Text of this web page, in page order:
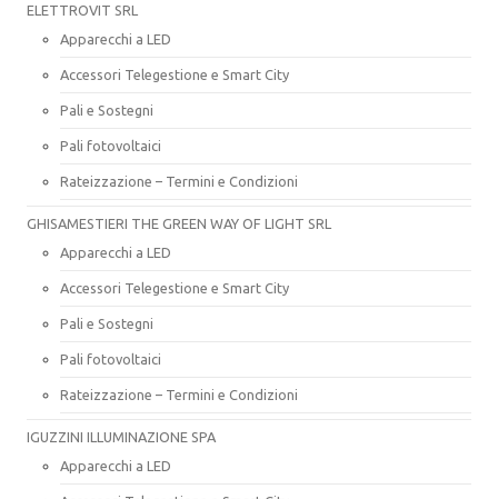
ELETTROVIT SRL
Apparecchi a LED
Accessori Telegestione e Smart City
Pali e Sostegni
Pali fotovoltaici
Rateizzazione – Termini e Condizioni
GHISAMESTIERI THE GREEN WAY OF LIGHT SRL
Apparecchi a LED
Accessori Telegestione e Smart City
Pali e Sostegni
Pali fotovoltaici
Rateizzazione – Termini e Condizioni
IGUZZINI ILLUMINAZIONE SPA
Apparecchi a LED